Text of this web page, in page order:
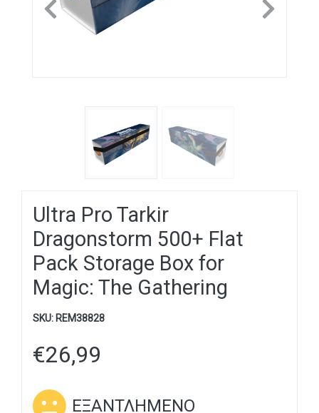
Previous Next
Ultra Pro Tarkir
Dragonstorm 500+ Flat
Pack Storage Box for
Magic: The Gathering
SKU: REM38828
€26,99
ΕΞΑΝΤΛΗΜΈΝΟ